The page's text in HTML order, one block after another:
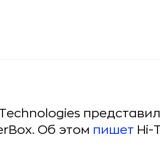
представил
Об этом пишет Hi-